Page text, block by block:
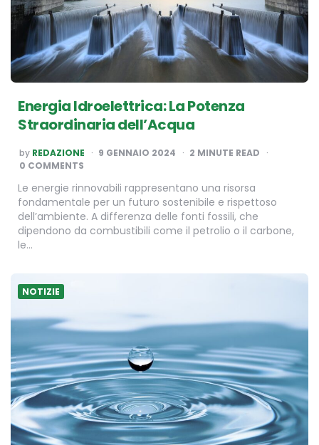
Energia Idroelettrica: La Potenza
Straordinaria dell’Acqua
POSTED
BY
by REDAZIONE 9 GENNAIO 2024 2 MINUTE READ
0 COMMENTS
Le energie rinnovabili rappresentano una risorsa
fondamentale per un futuro sostenibile e rispettoso
dell’ambiente. A differenza delle fonti fossili, che
dipendono da combustibili come il petrolio o il carbone,
le…
NOTIZIE